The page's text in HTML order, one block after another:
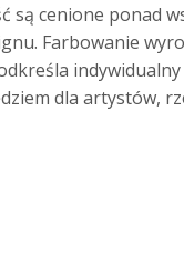
są cenione ponad
Farbowanie
dla artystów,